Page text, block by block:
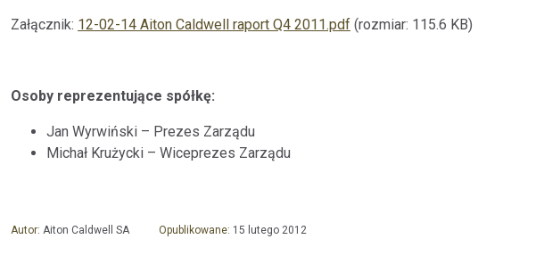
Załącznik: 12-02-14 Aiton Caldwell raport Q4 2011.pdf (rozmiar: 115.6 KB)
Osoby reprezentujące spółkę:
Jan Wyrwiński – Prezes Zarządu
Michał Krużycki – Wiceprezes Zarządu
Autor: Aiton Caldwell SA Opublikowane: 15 lutego 2012